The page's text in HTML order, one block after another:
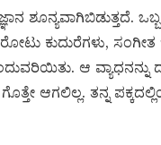
ಶೂನ್ಯವಾಗಿಬಿಡುತ್ತದೆ.
ಕುದುರೆಗಳು,
ಆ
ಆಗಲಿಲ್ಲ. ತನ್ನ